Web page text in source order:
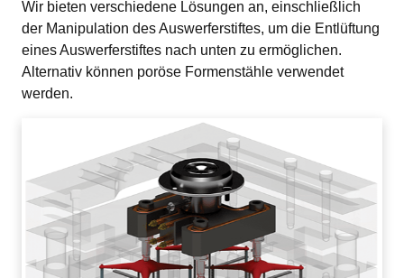
Wir bieten verschiedene Lösungen an, einschließlich
der Manipulation des Auswerferstiftes, um die Entlüftung
eines Auswerferstiftes nach unten zu ermöglichen.
Alternativ können poröse Formenstähle verwendet
werden.